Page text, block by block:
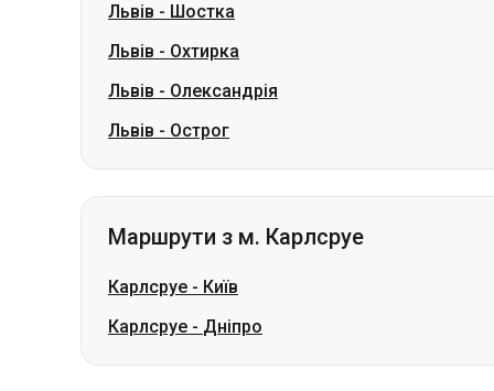
Львів - Шостка
Львів - Охтирка
Львів - Олександрія
Львів - Острог
Маршрути з м. Карлсруе
Карлсруе - Київ
Карлсруе - Дніпро